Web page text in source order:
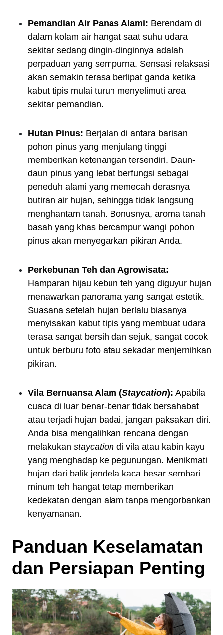
Pemandian Air Panas Alami: Berendam di
dalam kolam air hangat saat suhu udara
sekitar sedang dingin-dinginnya adalah
perpaduan yang sempurna. Sensasi relaksasi
akan semakin terasa berlipat ganda ketika
kabut tipis mulai turun menyelimuti area
sekitar pemandian.
Hutan Pinus: Berjalan di antara barisan
pohon pinus yang menjulang tinggi
memberikan ketenangan tersendiri. Daun-
daun pinus yang lebat berfungsi sebagai
peneduh alami yang memecah derasnya
butiran air hujan, sehingga tidak langsung
menghantam tanah. Bonusnya, aroma tanah
basah yang khas bercampur wangi pohon
pinus akan menyegarkan pikiran Anda.
Perkebunan Teh dan Agrowisata:
Hamparan hijau kebun teh yang diguyur hujan
menawarkan panorama yang sangat estetik.
Suasana setelah hujan berlalu biasanya
menyisakan kabut tipis yang membuat udara
terasa sangat bersih dan sejuk, sangat cocok
untuk berburu foto atau sekadar menjernihkan
pikiran.
Vila Bernuansa Alam (Staycation): Apabila
cuaca di luar benar-benar tidak bersahabat
atau terjadi hujan badai, jangan paksakan diri.
Anda bisa mengalihkan rencana dengan
melakukan staycation di vila atau kabin kayu
yang menghadap ke pegunungan. Menikmati
hujan dari balik jendela kaca besar sembari
minum teh hangat tetap memberikan
kedekatan dengan alam tanpa mengorbankan
kenyamanan.
Panduan Keselamatan
dan Persiapan Penting